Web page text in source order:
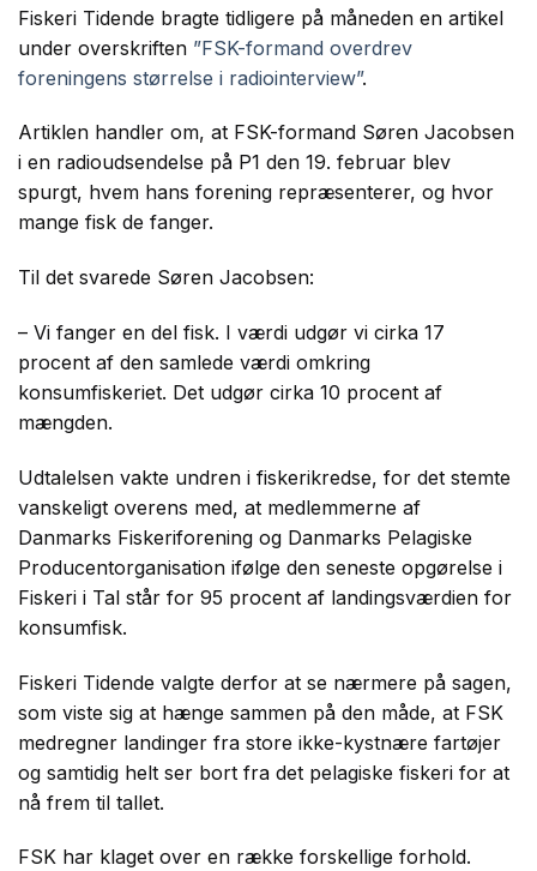
Fiskeri Tidende bragte tidligere på måneden en artikel
under overskriften ”FSK-formand overdrev
foreningens størrelse i radiointerview”.
Artiklen handler om, at FSK-formand Søren Jacobsen
i en radioudsendelse på P1 den 19. februar blev
spurgt, hvem hans forening repræsenterer, og hvor
mange fisk de fanger.
Til det svarede Søren Jacobsen:
– Vi fanger en del fisk. I værdi udgør vi cirka 17
procent af den samlede værdi omkring
konsumfiskeriet. Det udgør cirka 10 procent af
mængden.
Udtalelsen vakte undren i fiskerikredse, for det stemte
vanskeligt overens med, at medlemmerne af
Danmarks Fiskeriforening og Danmarks Pelagiske
Producentorganisation ifølge den seneste opgørelse i
Fiskeri i Tal står for 95 procent af landingsværdien for
konsumfisk.
Fiskeri Tidende valgte derfor at se nærmere på sagen,
som viste sig at hænge sammen på den måde, at FSK
medregner landinger fra store ikke-kystnære fartøjer
og samtidig helt ser bort fra det pelagiske fiskeri for at
nå frem til tallet.
FSK har klaget over en række forskellige forhold.